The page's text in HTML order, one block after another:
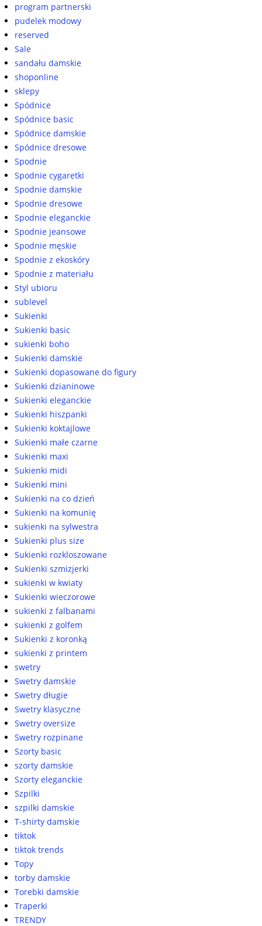
program partnerski
pudelek modowy
reserved
Sale
sandału damskie
shoponline
sklepy
Spódnice
Spódnice basic
Spódnice damskie
Spódnice dresowe
Spodnie
Spodnie cygaretki
Spodnie damskie
Spodnie dresowe
Spodnie eleganckie
Spodnie jeansowe
Spodnie męskie
Spodnie z ekoskóry
Spodnie z materiału
Styl ubioru
sublevel
Sukienki
Sukienki basic
sukienki boho
Sukienki damskie
Sukienki dopasowane do figury
Sukienki dzianinowe
Sukienki eleganckie
Sukienki hiszpanki
Sukienki koktajlowe
Sukienki małe czarne
Sukienki maxi
Sukienki midi
Sukienki mini
Sukienki na co dzień
Sukienki na komunię
sukienki na sylwestra
Sukienki plus size
Sukienki rozkloszowane
Sukienki szmizjerki
sukienki w kwiaty
Sukienki wieczorowe
sukienki z falbanami
sukienki z golfem
Sukienki z koronką
sukienki z printem
swetry
Swetry damskie
Swetry długie
Swetry klasyczne
Swetry oversize
Swetry rozpinane
Szorty basic
szorty damskie
Szorty eleganckie
Szpilki
szpilki damskie
T-shirty damskie
tiktok
tiktok trends
Topy
torby damskie
Torebki damskie
Traperki
TRENDY